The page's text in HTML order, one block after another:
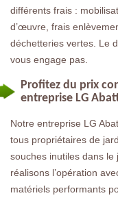
différents frais :
d’œuvre, frais
déchetteries vertes. Le
vous engage pas.
Profitez du prix
entreprise LG
Notre entreprise LG
tous propriétaires de
souches inutiles dans
réalisons l’opération
matériels performants